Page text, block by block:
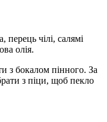
чілі, салямі
олія.
з бокалом пінного. За
з піци, щоб пекло